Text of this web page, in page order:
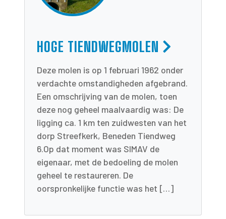
HOGE TIENDWEGMOLEN
Deze molen is op 1 februari 1962 onder
verdachte omstandigheden afgebrand.
Een omschrijving van de molen, toen
deze nog geheel maalvaardig was: De
ligging ca. 1 km ten zuidwesten van het
dorp Streefkerk, Beneden Tiendweg
6.Op dat moment was SIMAV de
eigenaar, met de bedoeling de molen
geheel te restaureren. De
oorspronkelijke functie was het […]